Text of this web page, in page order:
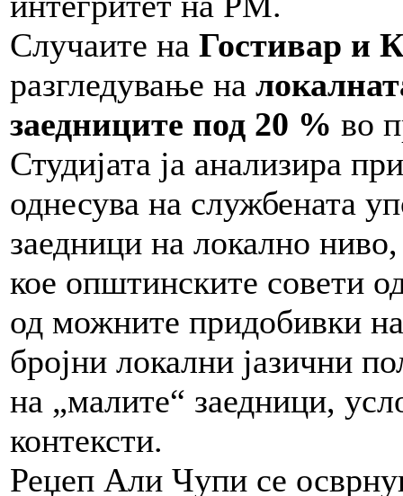
Случаите на Гостивар и
разгледување на
заедниците под 20 % во
Студијата ја анализира
однесува на службената
заедници на локално
кое општинските совети
од можните придобивки
бројни локални јазични
на „малите“ заедници,
контексти.
Реџеп Али Чупи се